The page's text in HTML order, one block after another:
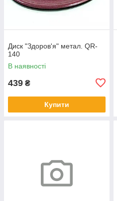
Диск "Здоров'я" метал. QR-
140
В наявності
439 ₴
Купити